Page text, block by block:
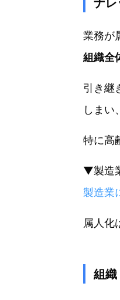
業務が
組織全
引き継
しまい
特に高
▼製造
製造業
属人化
組